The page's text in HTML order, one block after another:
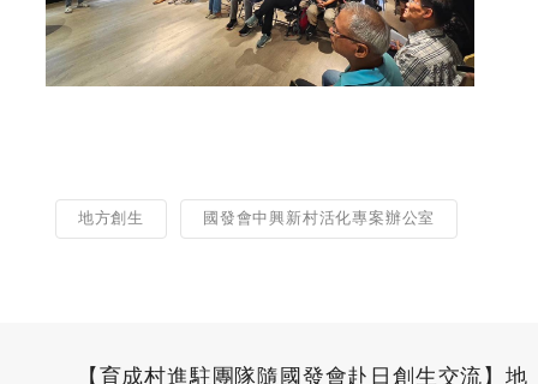
地方創生 國發會中興新村活化專案辦公室
【育成村進駐團隊隨國發會赴日創生交流】地